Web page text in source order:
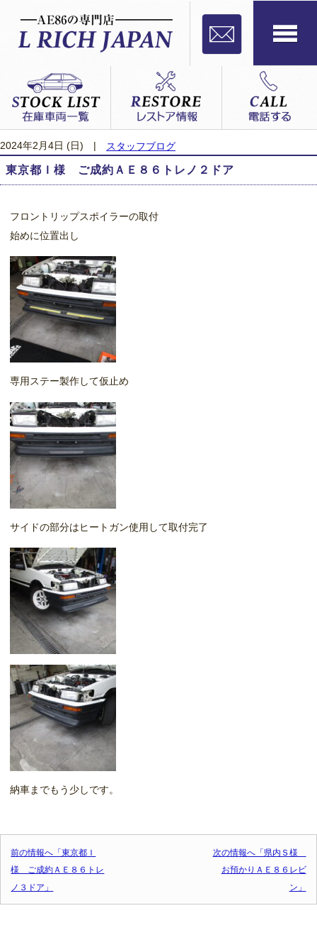
2024年2月4日 (日) スタッフブログ
東京都Ｉ様 ご成約ＡＥ８６トレノ２ドア
フロントリップスポイラーの取付
始めに位置出し
専用ステー製作して仮止め
サイドの部分はヒートガン使用して取付完了
納車までもう少しです。
前の情報へ「東京都Ｉ
様 ご成約ＡＥ８６トレ
ノ３ドア」
次の情報へ「県内Ｓ様
お預かりＡＥ８６レビ
ン」